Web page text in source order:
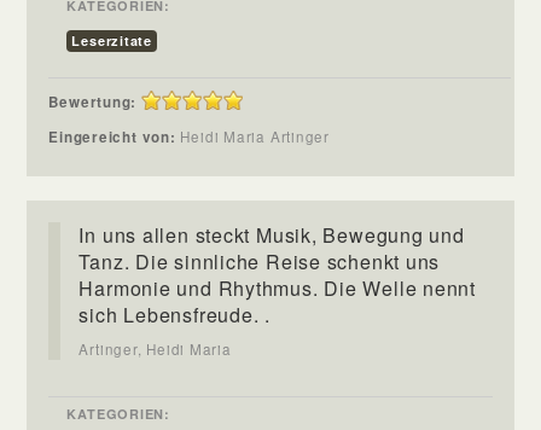
KATEGORIEN:
Leserzitate
Bewertung:
Eingereicht von: Heidi Maria Artinger
In uns allen steckt Musik, Bewegung und
Tanz. Die sinnliche Reise schenkt uns
Harmonie und Rhythmus. Die Welle nennt
sich Lebensfreude. .
Artinger, Heidi Maria
KATEGORIEN: